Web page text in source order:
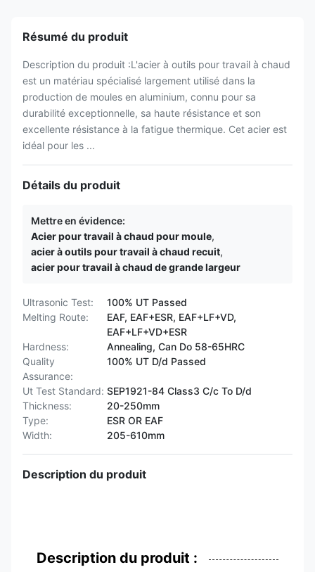
Résumé du produit
Description du produit :L'acier à outils pour travail à chaud
est un matériau spécialisé largement utilisé dans la
production de moules en aluminium, connu pour sa
durabilité exceptionnelle, sa haute résistance et son
excellente résistance à la fatigue thermique. Cet acier est
idéal pour les ...
Détails du produit
Mettre en évidence:
Acier pour travail à chaud pour moule,
acier à outils pour travail à chaud recuit,
acier pour travail à chaud de grande largeur
Ultrasonic Test:
100% UT Passed
Melting Route:
EAF, EAF+ESR, EAF+LF+VD,
EAF+LF+VD+ESR
Hardness:
Annealing, Can Do 58-65HRC
Quality
Assurance:
100% UT D/d Passed
Ut Test Standard: SEP1921-84 Class3 C/c To D/d
Thickness:
20-250mm
Type:
ESR OR EAF
Width:
205-610mm
Description du produit
Description du produit :